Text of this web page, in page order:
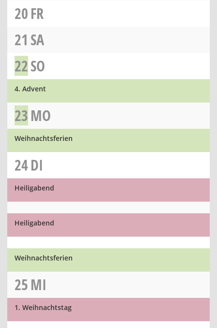
20FR
21 SA
22SO
4. Advent
23MO
Weihnachtsferien
24DI
Heiligabend
Heiligabend
Weihnachtsferien
25MI
1. Weihnachtstag